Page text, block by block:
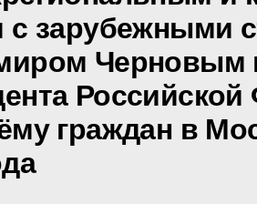
с зарубежными
Черновым
граждан в